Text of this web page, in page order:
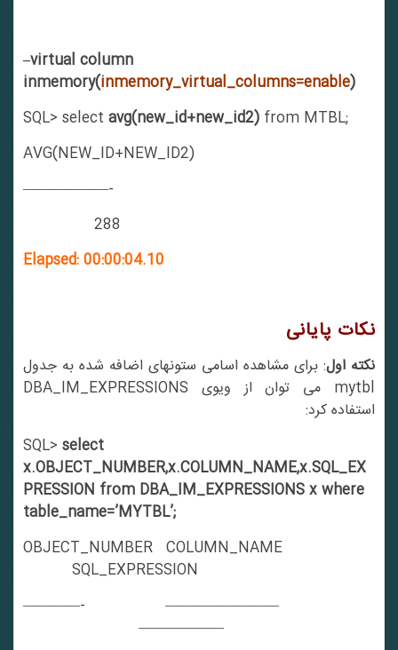
–virtual column
inmemory(inmemory_virtual_columns=enable
SQL> selectavg(new_id+new_id2)from MTBL;
AVG(NEW_ID+NEW_ID2)
——————-
288
Elapsed: 00:00:04.10
نکات پایانی
نکته اول : برای مشاهده اسامی ستونهای اضافه شده به جدول
mytbl می توان از ویوی DBA_IM_EXPRESSIONS
استفاده کرد:
SQL>select
x.OBJECT_NUMBER,x.COLUMN_NAME,x.SQL_EX
PRESSION from DBA_IM_EXPRESSIONS x where
table_name=’MYTBL’;
OBJECT_NUMBER COLUMN_NAME
SQL_EXPRESSION
————- ————————
——————